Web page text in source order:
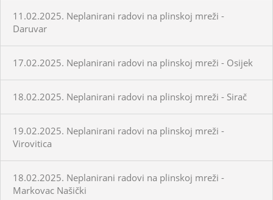
11.02.2025. Neplanirani radovi na plinskoj mreži -
Daruvar
17.02.2025. Neplanirani radovi na plinskoj mreži - Osijek
18.02.2025. Neplanirani radovi na plinskoj mreži - Sirač
19.02.2025. Neplanirani radovi na plinskoj mreži -
Virovitica
18.02.2025. Neplanirani radovi na plinskoj mreži -
Markovac Našički